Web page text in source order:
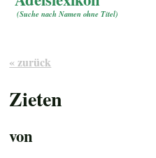
(Suche nach Namen ohne Titel)
« zurück
Zieten
von